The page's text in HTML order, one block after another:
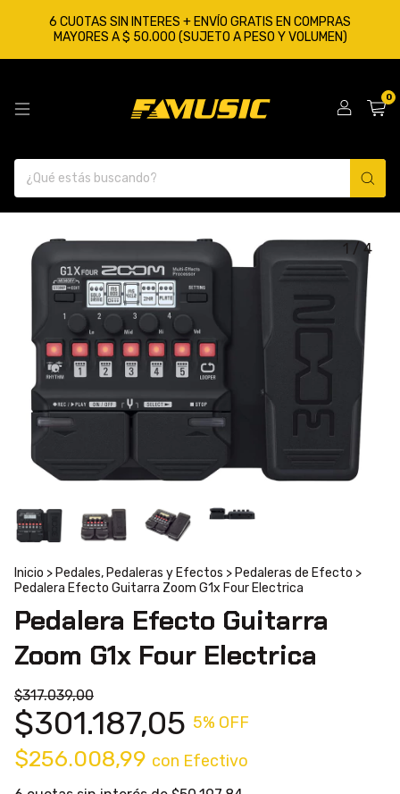
6 CUOTAS SIN INTERES + ENVÍO GRATIS EN COMPRAS
MAYORES A $ 50.000 (SUJETO A PESO Y VOLUMEN)
0
1 / 4
Inicio > Pedales, Pedaleras y Efectos > Pedaleras de Efecto >
Pedalera Efecto Guitarra Zoom G1x Four Electrica
Pedalera Efecto Guitarra
Zoom G1x Four Electrica
$317.039,00
$301.187,05 5% OFF
$256.008,99 con Efectivo